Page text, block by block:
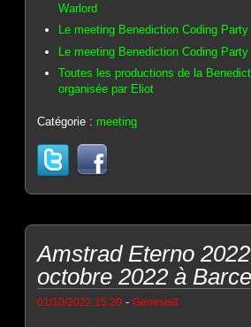
Warlord
Le meeting Benediction Coding
Le meeting Benediction Coding
Toutes les productions de la
organisée par Eliot
Catégorie : meeting
Amstrad Eterno
octobre 2022 à
01/10/2022 15:20 -Genesis8